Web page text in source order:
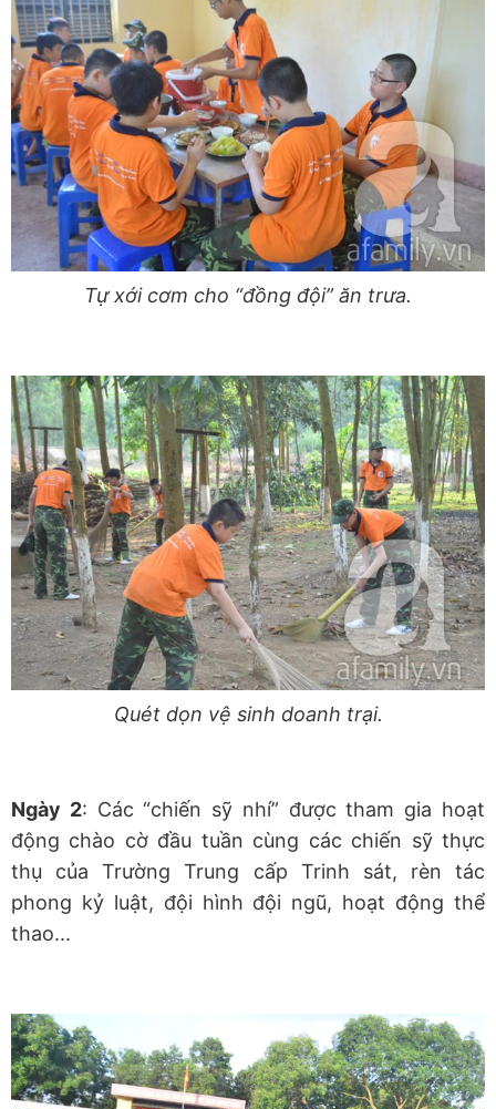
Tự xới cơm cho “đồng đội” ăn trưa.
Quét dọn vệ sinh doanh trại.
Ngày 2: Các “chiến sỹ nhí” được tham gia hoạt
động chào cờ đầu tuần cùng các chiến sỹ thực
thụ của Trường Trung cấp Trinh sát, rèn tác
phong kỷ luật, đội hình đội ngũ, hoạt động thể
thao...